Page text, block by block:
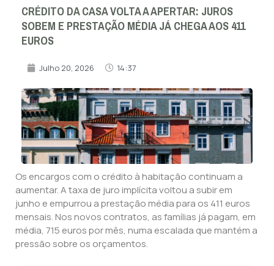
CRÉDITO DA CASA VOLTA A APERTAR: JUROS
SOBEM E PRESTAÇÃO MÉDIA JÁ CHEGA AOS 411
EUROS
Julho 20, 2026 14:37
Os encargos com o crédito à habitação continuam a
aumentar. A taxa de juro implícita voltou a subir em
junho e empurrou a prestação média para os 411 euros
mensais. Nos novos contratos, as famílias já pagam, em
média, 715 euros por mês, numa escalada que mantém a
pressão sobre os orçamentos.